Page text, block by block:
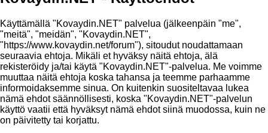
Käyttämällä "Kovaydin.NET" palvelua (jälkeenpäin "me",
"meitä", "meidän", "Kovaydin.NET",
"https://www.kovaydin.net/forum"), sitoudut noudattamaan
seuraavia ehtoja. Mikäli et hyväksy näitä ehtoja, älä
rekisteröidy ja/tai käytä "Kovaydin.NET"-palvelua. Me voimme
muuttaa näitä ehtoja koska tahansa ja teemme parhaamme
informoidaksemme sinua. On kuitenkin suositeltavaa lukea
nämä ehdot säännöllisesti, koska "Kovaydin.NET"-palvelun
käyttö vaatii että hyväksyt nämä ehdot siinä muodossa, kuin ne
on päivitetty tai korjattu.